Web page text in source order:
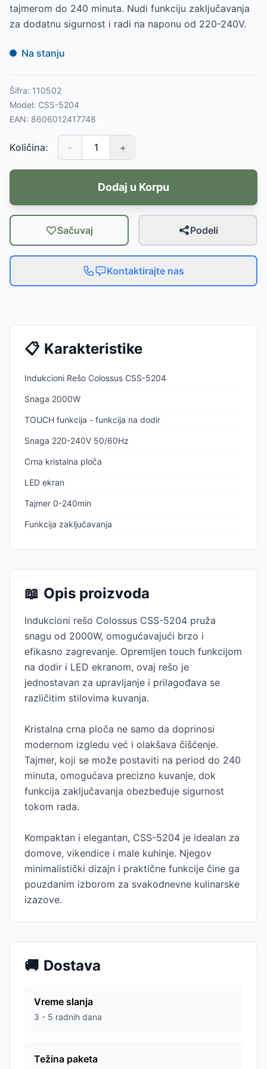
tajmerom do 240 minuta. Nudi funkciju zaključavanja
za dodatnu sigurnost i radi na naponu od 220-240V.
Na stanju
Šifra: 110502
Model: CSS-5204
EAN: 8606012417748
Količina: - +
Dodaj u Korpu
Sačuvaj Podeli
Kontaktirajte nas
📋 Karakteristike
Indukcioni Rešo Colossus CSS-5204
Snaga 2000W
TOUCH funkcija - funkcija na dodir
Snaga 220-240V 50/60Hz
Crna kristalna ploča
LED ekran
Tajmer 0-240min
Funkcija zaključavanja
📖 Opis proizvoda
Indukcioni rešo Colossus CSS-5204 pruža
snagu od 2000W, omogućavajući brzo i
efikasno zagrevanje. Opremljen touch funkcijom
na dodir i LED ekranom, ovaj rešo je
jednostavan za upravljanje i prilagođava se
različitim stilovima kuvanja.
Kristalna crna ploča ne samo da doprinosi
modernom izgledu već i olakšava čišćenje.
Tajmer, koji se može postaviti na period do 240
minuta, omogućava precizno kuvanje, dok
funkcija zaključavanja obezbeđuje sigurnost
tokom rada.
Kompaktan i elegantan, CSS-5204 je idealan za
domove, vikendice i male kuhinje. Njegov
minimalistički dizajn i praktične funkcije čine ga
pouzdanim izborom za svakodnevne kulinarske
izazove.
🚚 Dostava
Vreme slanja
3 - 5 radnih dana
Težina paketa